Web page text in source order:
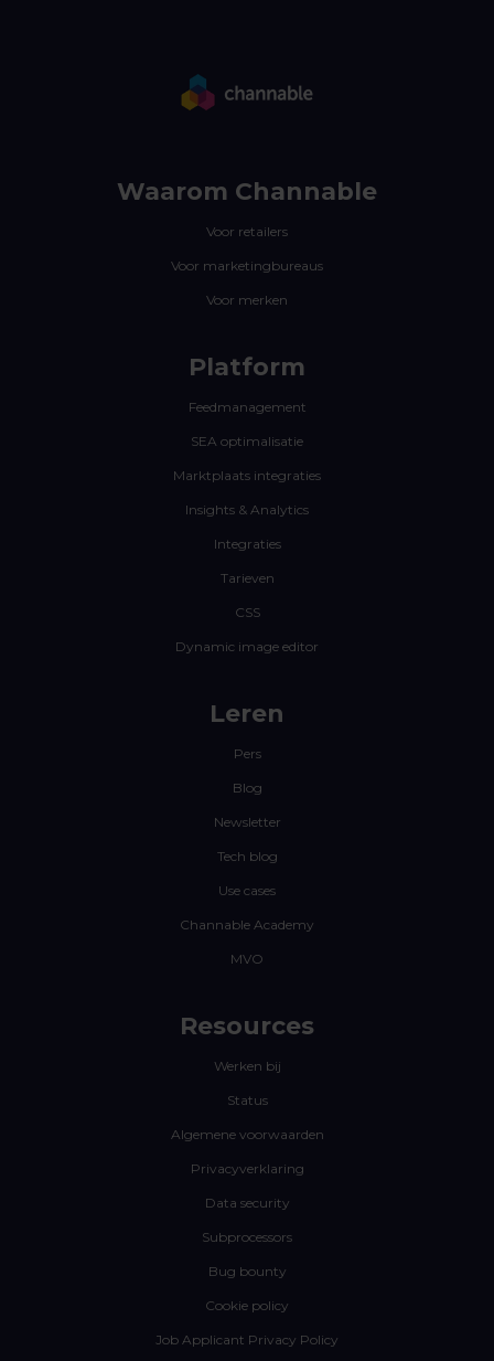
Waarom Channable
Voor retailers
Voor marketingbureaus
Voor merken
Platform
Feedmanagement
SEA optimalisatie
Marktplaats integraties
Insights & Analytics
Integraties
Tarieven
CSS
Dynamic image editor
Leren
Pers
Blog
Newsletter
Tech blog
Use cases
Channable Academy
MVO
Resources
Werken bij
Status
Algemene voorwaarden
Privacyverklaring
Data security
Subprocessors
Bug bounty
Cookie policy
Job Applicant Privacy Policy